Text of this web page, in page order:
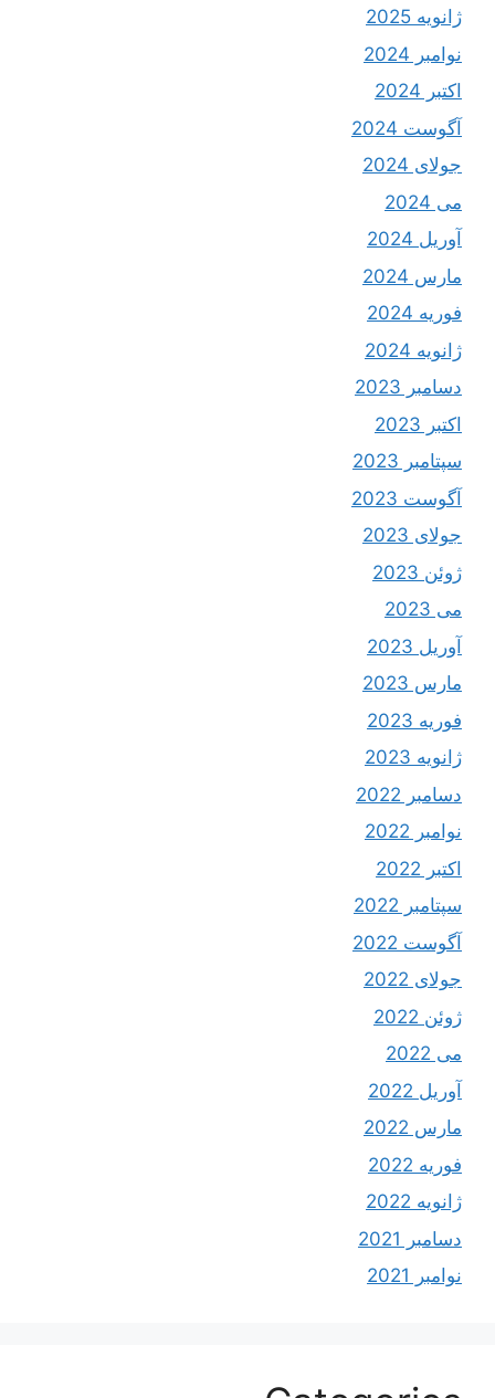
ژانویه 2025
نوامبر 2024
اکتبر 2024
آگوست 2024
جولای 2024
می 2024
آوریل 2024
مارس 2024
فوریه 2024
ژانویه 2024
دسامبر 2023
اکتبر 2023
سپتامبر 2023
آگوست 2023
جولای 2023
ژوئن 2023
می 2023
آوریل 2023
مارس 2023
فوریه 2023
ژانویه 2023
دسامبر 2022
نوامبر 2022
اکتبر 2022
سپتامبر 2022
آگوست 2022
جولای 2022
ژوئن 2022
می 2022
آوریل 2022
مارس 2022
فوریه 2022
ژانویه 2022
دسامبر 2021
نوامبر 2021